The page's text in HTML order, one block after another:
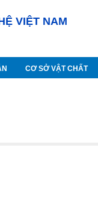
VIỆT NAM
CƠ SỞ VẬT CHẤT